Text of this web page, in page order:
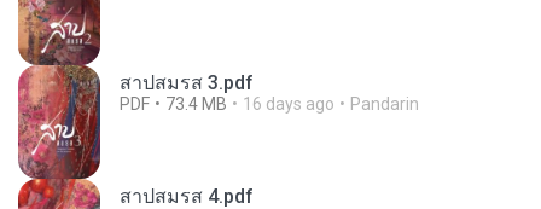
สาปสมรส 3.pdf
PDF 73.4 MB 16 days ago Pandarin
สาปสมรส 4.pdf